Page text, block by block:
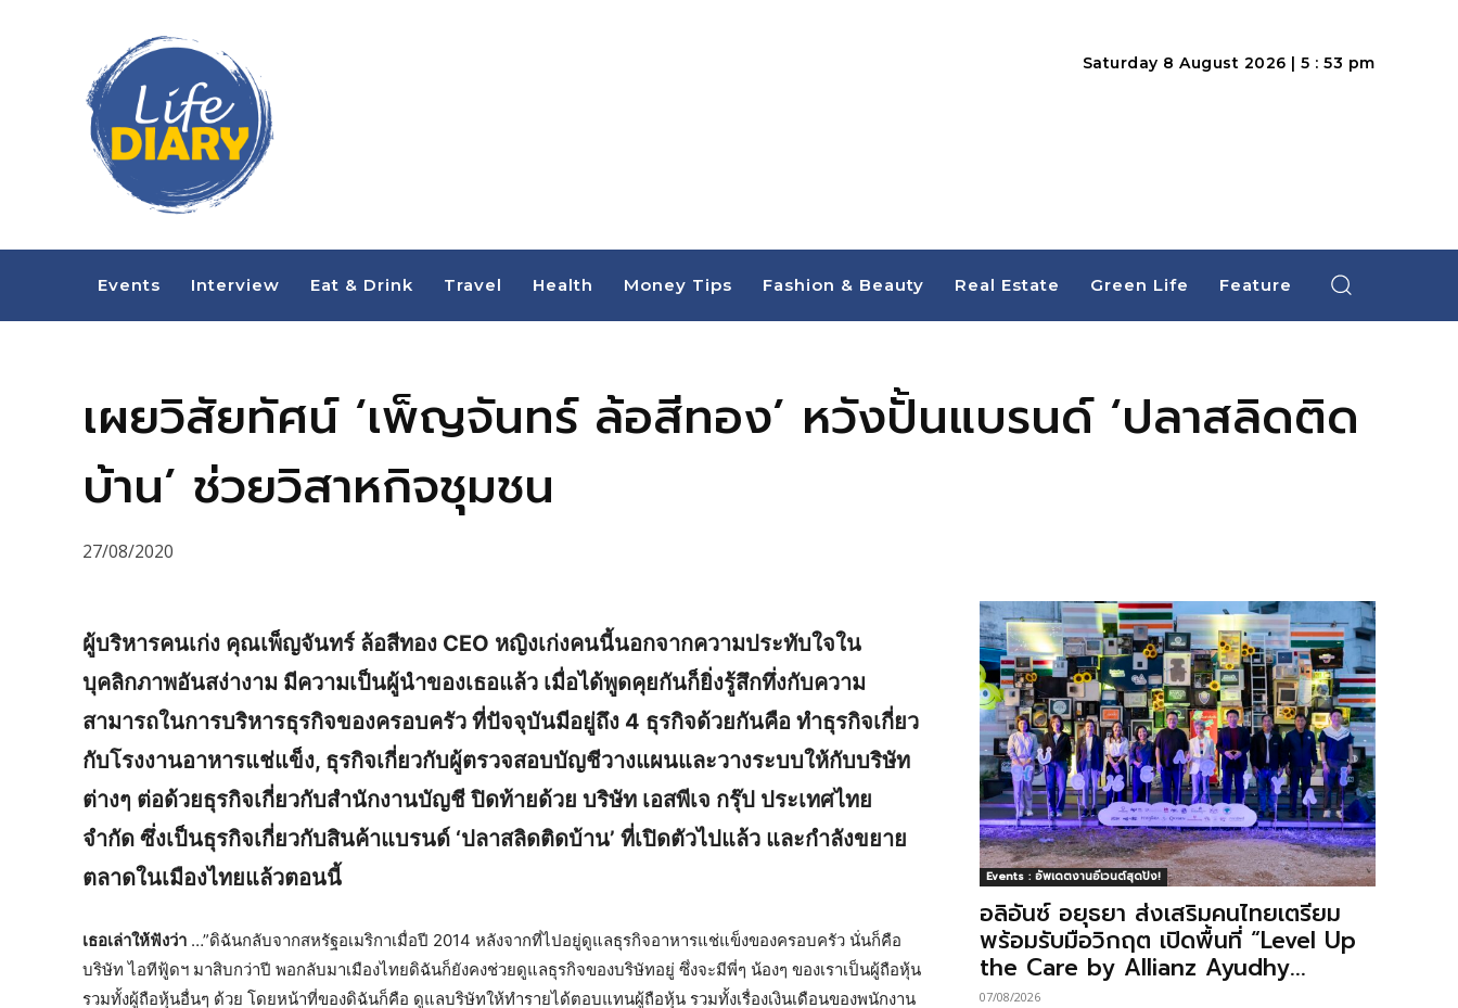
Saturday 8 August 2026 | 5 : 53 pm
Events Interview Eat & Drink Travel Health Money Tips Fashion & Beauty Real Estate Green Life Feature
เผยวิสัยทัศน์ ‘เพ็ญจันทร์ ล้อสีทอง’ หวังปั้นแบรนด์ ‘ปลาสลิดติด
บ้าน’ ช่วยวิสาหกิจชุมชน
27/08/2020
ผู้บริหารคนเก่ง คุณเพ็ญจันทร์ ล้อสีทอง CEO หญิงเก่งคนนี้นอกจากความประทับใจใน
บุคลิกภาพอันสง่างาม มีความเป็นผู้นำของเธอแล้ว เมื่อได้พูดคุยกันก็ยิ่งรู้สึกทึ่งกับความ
สามารถในการบริหารธุรกิจของครอบครัว ที่ปัจจุบันมีอยู่ถึง 4 ธุรกิจด้วยกันคือ ทำธุรกิจเกี่ยว
กับโรงงานอาหารแช่แข็ง, ธุรกิจเกี่ยวกับผู้ตรวจสอบบัญชีวางแผนและวางระบบให้กับบริษัท
ต่างๆ ต่อด้วยธุรกิจเกี่ยวกับสำนักงานบัญชี ปิดท้ายด้วย บริษัท เอสพีเจ กรุ๊ป ประเทศไทย
จำกัด ซึ่งเป็นธุรกิจเกี่ยวกับสินค้าแบรนด์ ‘ปลาสลิดติดบ้าน’ ที่เปิดตัวไปแล้ว และกำลังขยาย
ตลาดในเมืองไทยแล้วตอนนี้
เธอเล่าให้ฟังว่า …”ดิฉันกลับจากสหรัฐอเมริกาเมื่อปี 2014 หลังจากที่ไปอยู่ดูแลธุรกิจอาหารแช่แข็งของครอบครัว นั่นก็คือ
บริษัท ไอทีฟู้ดฯ มาสิบกว่าปี พอกลับมาเมืองไทยดิฉันก็ยังคงช่วยดูแลธุรกิจของบริษัทอยู่ ซึ่งจะมีพี่ๆ น้องๆ ของเราเป็นผู้ถือหุ้น
รวมทั้งผู้ถือหุ้นอื่นๆ ด้วย โดยหน้าที่ของดิฉันก็คือ ดูแลบริษัทให้ทำรายได้ตอบแทนผู้ถือหุ้น รวมทั้งเรื่องเงินเดือนของพนักงาน
Events : อัพเดตงานอีเวนต์สุดปัง!
อลิอันซ์ อยุธยา ส่งเสริมคนไทยเตรียม
พร้อมรับมือวิกฤต เปิดพื้นที่ “Level Up
the Care by Allianz Ayudhy...
07/08/2026